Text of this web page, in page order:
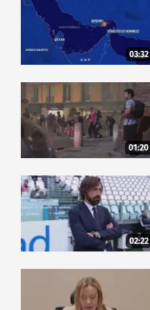
03:32
01:20
02:22